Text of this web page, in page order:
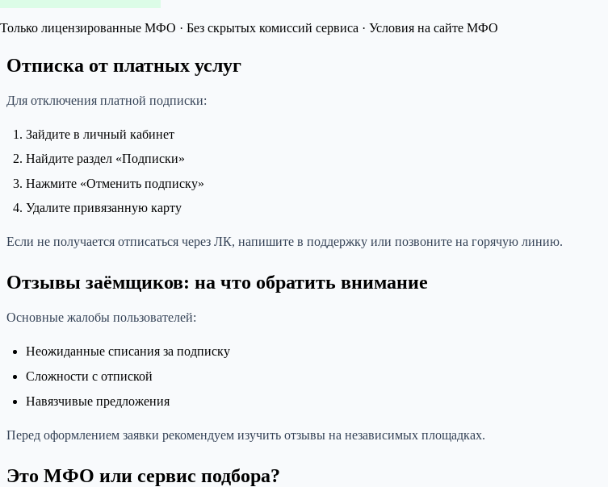
Только лицензированные МФО · Без скрытых комиссий сервиса · Условия на сайте МФО
Отписка от платных услуг
Для отключения платной подписки:
Зайдите в личный кабинет
Найдите раздел «Подписки»
Нажмите «Отменить подписку»
Удалите привязанную карту
Если не получается отписаться через ЛК, напишите в поддержку или позвоните на горячую линию.
Отзывы заёмщиков: на что обратить внимание
Основные жалобы пользователей:
Неожиданные списания за подписку
Сложности с отпиской
Навязчивые предложения
Перед оформлением заявки рекомендуем изучить отзывы на независимых площадках.
Это МФО или сервис подбора?